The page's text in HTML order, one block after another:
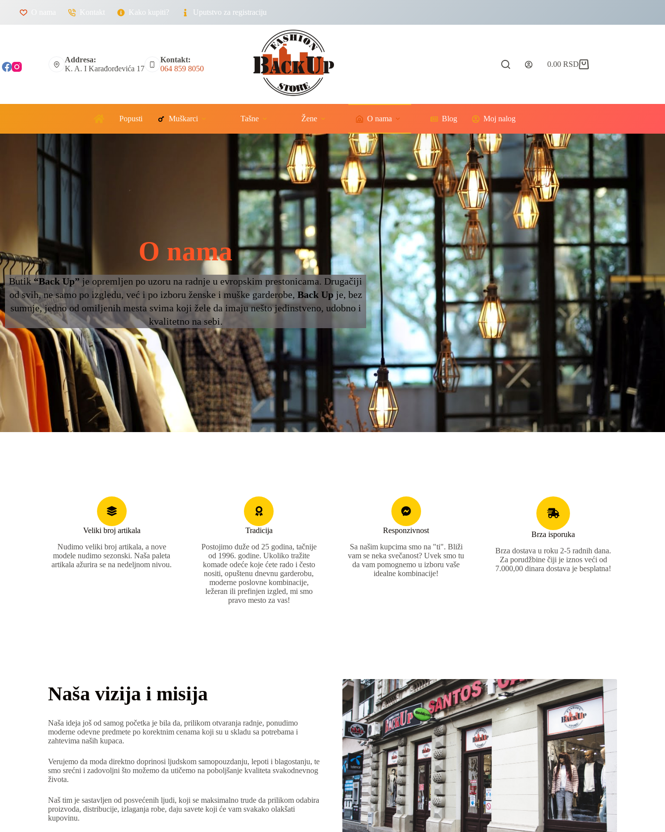
O nama Kontakt Kako kupiti? Uputstvo za registraciju
Addresa:
K. A. I Karađorđevića 17
Kontakt:
064 859 8050
0.00 RSD
Popusti Muškarci Tašne Žene O nama Blog Moj nalog
O nama
Butik“Back Up” je opremljen po uzoru na radnje u evropskim prestonicama. Drugačiji
od svih, ne samo po izgledu, već i po izboru ženske i muške garderobe, Back Upje, bez
sumnje, jedno od omiljenih mesta svima koji žele da imaju nešto jedinstveno, udobno i
kvalitetno na sebi.
Veliki broj artikala
Nudimo veliki broj artikala, a nove
modele nudimo sezonski. Naša paleta
artikala ažurira se na nedeljnom nivou.
Tradicija
Postojimo duže od 25 godina, tačnije
od 1996. godine. Ukoliko tražite
komade odeće koje ćete rado i često
nositi, opuštenu dnevnu garderobu,
moderne poslovne kombinacije,
ležeran ili prefinjen izgled, mi smo
pravo mesto za vas!
Responzivnost
Sa našim kupcima smo na "ti". Bliži
vam se neka svečanost? Uvek smo tu
da vam pomognemo u izboru vaše
idealne kombinacije!
Brza isporuka
Brza dostava u roku 2-5 radnih dana.
Za porudžbine čiji je iznos veći od
7.000,00 dinara dostava je besplatna!
Naša vizija i misija
Naša ideja još od samog početka je bila da, prilikom otvaranja radnje, ponudimo
moderne odevne predmete po korektnim cenama koji su u skladu sa potrebama i
zahtevima naših kupaca.
Verujemo da moda direktno doprinosi ljudskom samopouzdanju, lepoti i blagostanju, te
smo srećni i zadovoljni što možemo da utičemo na poboljšanje kvaliteta svakodnevnog
života.
Naš tim je sastavljen od posvećenih ljudi, koji se maksimalno trude da prilikom odabira
proizvoda, distribucije, izlaganja robe, daju savete koji će vam svakako olakšati
kupovinu.